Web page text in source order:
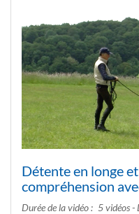
Détente en longe
compréhension
Durée de la vidéo
5 vidéos